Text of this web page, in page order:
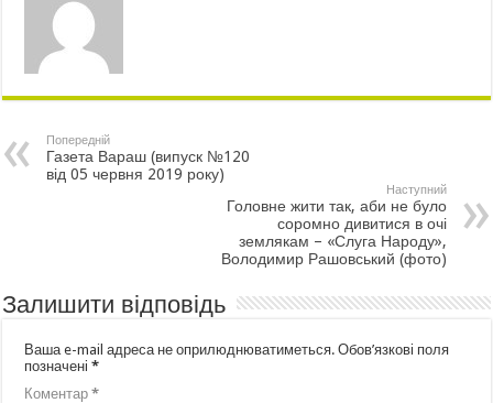
Попередній
Газета Вараш (випуск №120
від 05 червня 2019 року)
Наступний
Головне жити так, аби не було
соромно дивитися в очі
землякам – «Слуга Народу»,
Володимир Рашовський (фото)
Залишити відповідь
Ваша e-mail адреса не оприлюднюватиметься. Обов’язкові поля
позначені*
Коментар*